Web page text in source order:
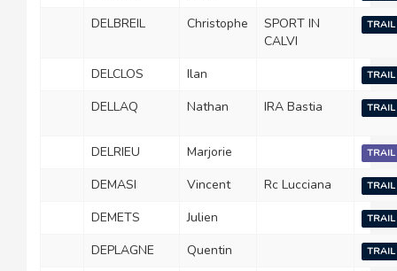
DELBREIL Christophe
SPORT IN
CALVI
DELCLOS Ilan
DELLAQ Nathan IRA Bastia
DELRIEU Marjorie
DEMASI Vincent Rc Lucciana
DEMETS Julien
DEPLAGNE Quentin